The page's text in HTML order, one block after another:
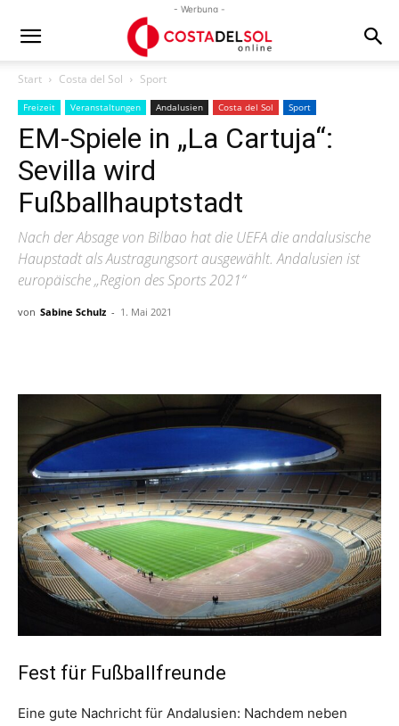
- Werbung -
Start Costa del Sol Sport
Freizeit Veranstaltungen Andalusien Costa del Sol Sport
EM-Spiele in „La Cartuja“:
Sevilla wird
Fußballhauptstadt
Nach der Absage von Bilbao hat die UEFA die andalusische
Haupstadt als Austragungsort ausgewählt. Andalusien ist
europäische „Region des Sports 2021“
von Sabine Schulz - 1. Mai 2021
Fest für Fußballfreunde
Eine gute Nachricht für Andalusien: Nachdem neben